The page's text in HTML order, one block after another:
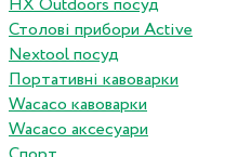
HX Outdoors посуд
Столові прибори Active
Nextool посуд
Портативні кавоварки
Wacaco кавоварки
Wacaco аксесуари